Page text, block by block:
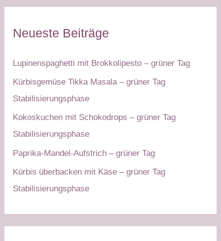
Neueste Beiträge
Lupinenspaghetti mit Brokkolipesto – grüner Tag
Kürbisgemüse Tikka Masala – grüner Tag
Stabilisierungsphase
Kokoskuchen mit Schokodrops – grüner Tag
Stabilisierungsphase
Paprika-Mandel-Aufstrich – grüner Tag
Kürbis überbacken mit Käse – grüner Tag
Stabilisierungsphase